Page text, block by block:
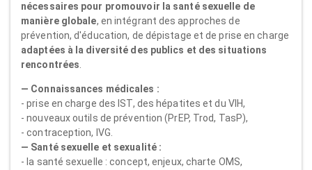
nécessaires pour promouvoir la santé sexuelle de
manière globale, en intégrant des approches de
prévention, d'éducation, de dépistage et de prise en charge
adaptées à la diversité des publics et des situations
rencontrées
— Connaissances médicales :
- prise en charge des IST, des hépatites et du VIH,
- nouveaux outils de prévention (PrEP, Trod, TasP),
- contraception, IVG.
— Santé sexuelle et sexualité :
- la santé sexuelle : concept, enjeux, charte OMS,